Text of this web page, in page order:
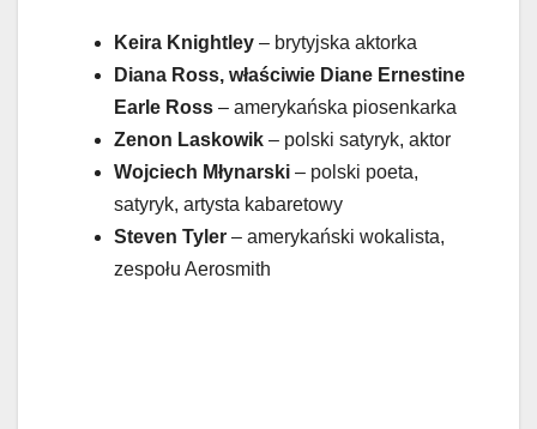
Keira Knightley – brytyjska aktorka
Diana Ross, właściwie Diane Ernestine
Earle Ross – amerykańska piosenkarka
Zenon Laskowik – polski satyryk, aktor
Wojciech Młynarski – polski poeta,
satyryk, artysta kabaretowy
Steven Tyler – amerykański wokalista,
zespołu Aerosmith